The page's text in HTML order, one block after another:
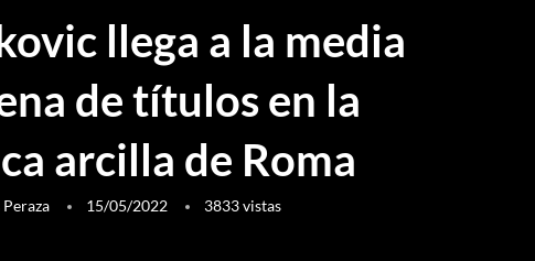
llega a la media
de títulos en la
arcilla de Roma
15/05/2022 3833vistas